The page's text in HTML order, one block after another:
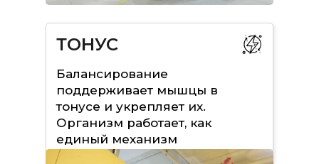
ТОНУС
Балансирование
поддерживает мышцы в
тонусе и укрепляет их.
Организм работает, как
единый механизм